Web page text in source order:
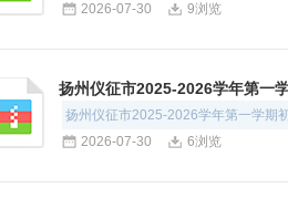
2026-07-30
9浏览
扬州仪征市2025-2026学年第一
扬州仪征市2025-2026学年第一学期
2026-07-30
6浏览